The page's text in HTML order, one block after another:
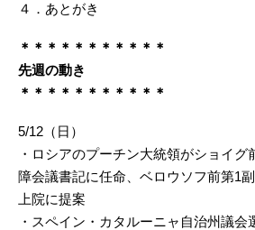
４．あとがき
＊＊＊＊＊＊＊＊＊＊＊
先週の動き
＊＊＊＊＊＊＊＊＊＊＊
5/12（日）
・ロシアのプーチン大統領がショイグ
障会議書記に任命、ベロウソフ前第1
上院に提案
・スペイン・カタルーニャ自治州議会